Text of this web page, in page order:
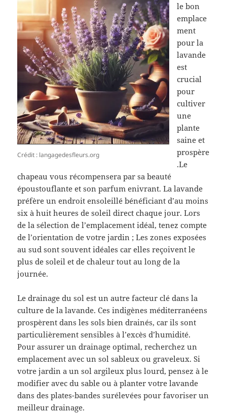
Crédit : langagedesfleurs.org
le bon
emplace
ment
pour la
lavande
est
crucial
pour
cultiver
une
plante
saine et
prospère
.Le
chapeau vous récompensera par sa beauté
époustouflante et son parfum enivrant. La lavande
préfère un endroit ensoleillé bénéficiant d’au moins
six à huit heures de soleil direct chaque jour. Lors
de la sélection de l’emplacement idéal, tenez compte
de l’orientation de votre jardin ; Les zones exposées
au sud sont souvent idéales car elles reçoivent le
plus de soleil et de chaleur tout au long de la
journée.
Le drainage du sol est un autre facteur clé dans la
culture de la lavande. Ces indigènes méditerranéens
prospèrent dans les sols bien drainés, car ils sont
particulièrement sensibles à l’excès d’humidité.
Pour assurer un drainage optimal, recherchez un
emplacement avec un sol sableux ou graveleux. Si
votre jardin a un sol argileux plus lourd, pensez à le
modifier avec du sable ou à planter votre lavande
dans des plates-bandes surélevées pour favoriser un
meilleur drainage.